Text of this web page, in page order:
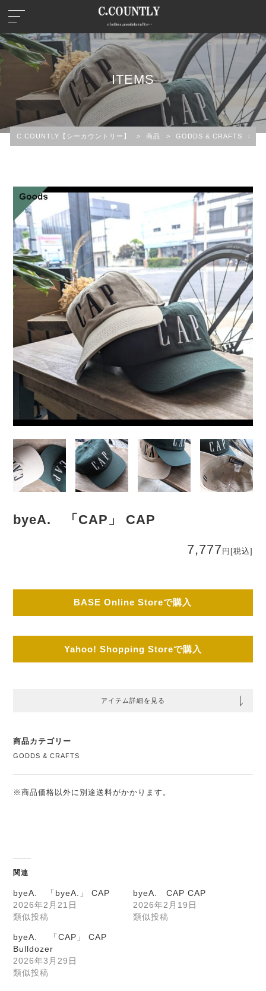
ITEMS
C.COUNTLY【シーカウントリー】 > 商品 > GODDS & CRAFTS >
byeA. 「CAP」 CAP
7,777 円 [税込]
BASE Online Storeで購入
Yahoo! Shopping Storeで購入
アイテム詳細を見る
商品カテゴリー
GODDS & CRAFTS
※商品価格以外に別途送料がかかります。
関連
byeA. 「byeA.」 CAP
2026年2月21日
類似投稿
byeA. CAP CAP
2026年2月19日
類似投稿
byeA. 「CAP」 CAP
Bulldozer
2026年3月29日
類似投稿